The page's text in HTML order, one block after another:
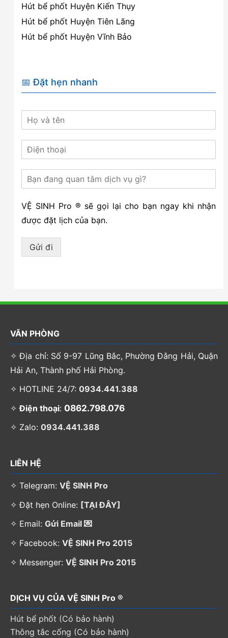
Hút bể phốt Huyện Kiến Thụy
Hút bể phốt Huyện Tiên Lãng
Hút bể phốt Huyện Vĩnh Bảo
📅 Đặt hẹn nhanh
VỆ SINH Pro ® sẽ gọi lại cho bạn ngay khi nhận
được đặt lịch của bạn.
Gửi đi
VĂN PHÒNG
✧ Địa chỉ: Số 9-97 Lũng Bắc, Phường Đằng Hải, Quận
Hải An, Thành phố Hải Phòng.
✧ HOTLINE 24/7: 0934.441.388
✧Điện thoại: 0862.798.076
✧ Zalo: 0934.441.388
LIÊN HỆ
✧ Telegram: VỆ SINH Pro
✧ Đặt hẹn Online: [TẠI ĐÂY]
✧ Email: Gửi Email 💌
✧ Facebook: VỆ SINH Pro 2015
✧ Messenger: VỆ SINH Pro 2015
DỊCH VỤ CỦA VỆ SINH Pro ®
Hút bể phốt (Có bảo hành)
Thông tắc cống (Có bảo hành)